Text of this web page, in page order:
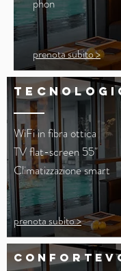
phon
prenota subito >
WiFi in fibra ottica
TV flat-screen 55"
Climatizzazione smart
prenota subito >